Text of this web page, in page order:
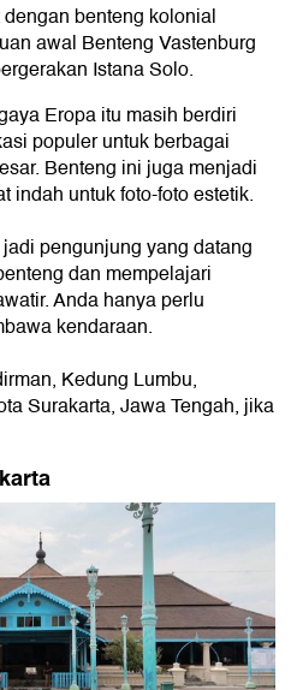
benteng kolonial
awal Benteng Vastenburg
Istana Solo.
Eropa itu masih berdiri
populer untuk berbagai
Benteng ini juga menjadi
indah untuk foto-foto estetik.
pengunjung yang datang
dan mempelajari
Anda hanya perlu
kendaraan.
Kedung Lumbu,
Surakarta, Jawa Tengah, jika